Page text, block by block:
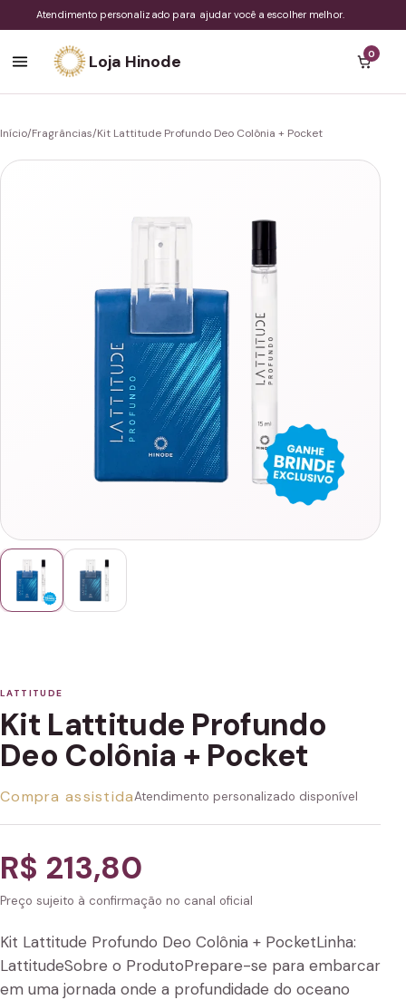
Atendimento personalizado para ajudar você a escolher melhor.
Loja Hinode 0
Início/Fragrâncias/Kit Lattitude Profundo Deo Colônia + Pocket
LATTITUDE
Kit Lattitude Profundo
Deo Colônia + Pocket
Compra assistidaAtendimento personalizado disponível
R$ 213,80
Preço sujeito à confirmação no canal oficial
Kit Lattitude Profundo Deo Colônia + PocketLinha:
LattitudeSobre o ProdutoPrepare-se para embarcar
em uma jornada onde a profundidade do oceano